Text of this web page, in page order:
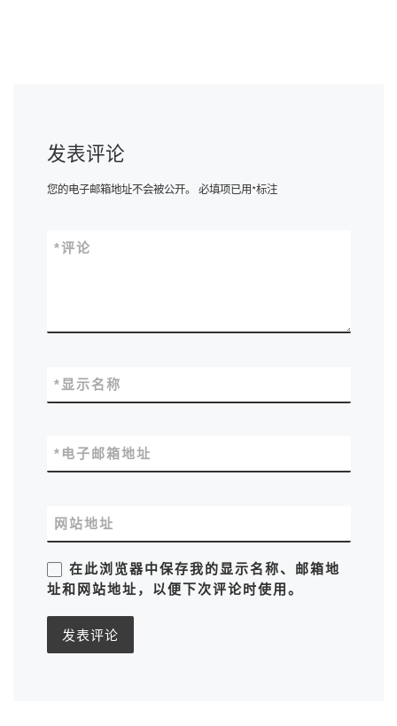
发表评论
您的电子邮箱地址不会被公开。 必填项已用*标注
评论
*
显示名称
*
电子邮箱地址
*
网站地址
在此浏览器中保存我的显示名称、邮箱地
址和网站地址，以便下次评论时使用。